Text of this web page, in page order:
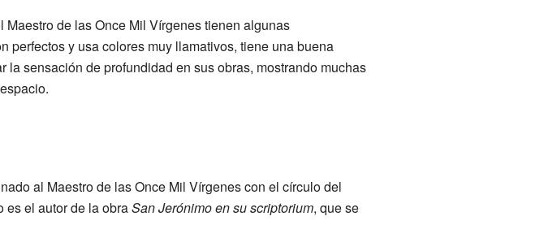
Maestro de las Once Mil Vírgenes tienen algunas
perfectos y usa colores muy llamativos, tiene una buena
sensación de profundidad en sus obras, mostrando muchas
al Maestro de las Once Mil Vírgenes con el círculo del
es el autor de la obraSan Jerónimo en su scriptorium, que se